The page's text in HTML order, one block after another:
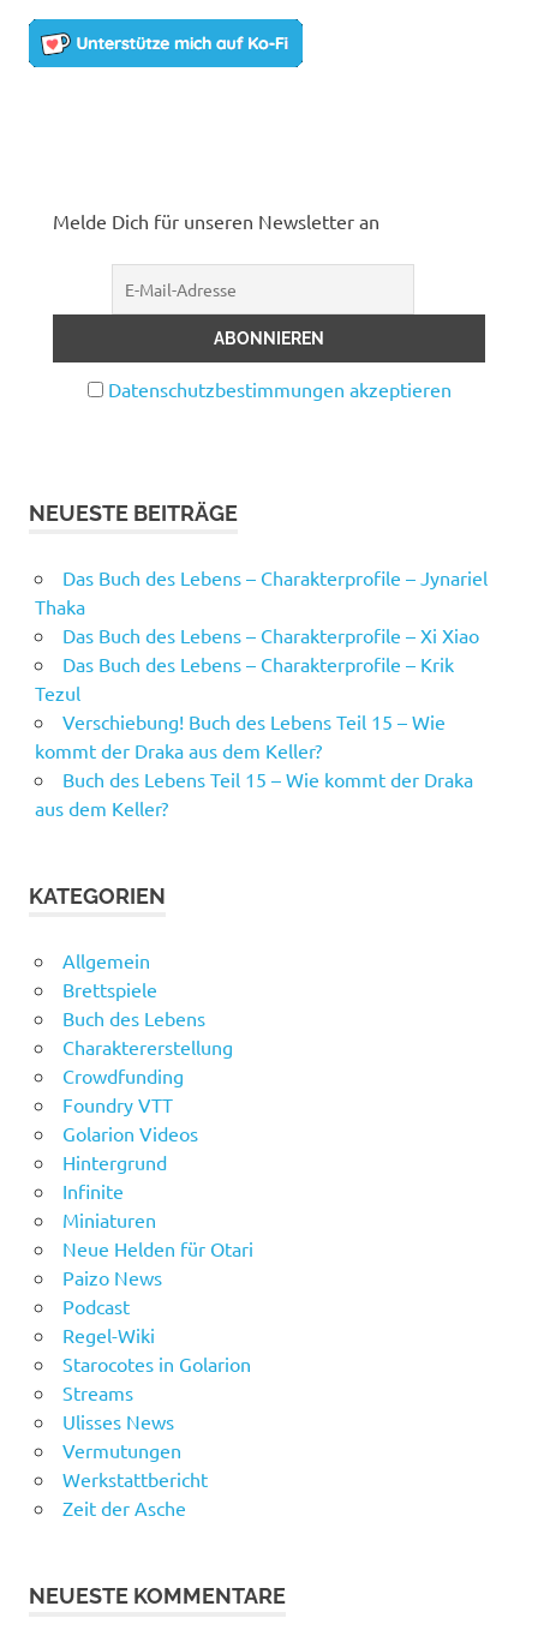
Melde Dich für unseren Newsletter an
Datenschutzbestimmungen akzeptieren
NEUESTE BEITRÄGE
Das Buch des Lebens – Charakterprofile – Jynariel
Thaka
Das Buch des Lebens – Charakterprofile – Xi Xiao
Das Buch des Lebens – Charakterprofile – Krik
Tezul
Verschiebung! Buch des Lebens Teil 15 – Wie
kommt der Draka aus dem Keller?
Buch des Lebens Teil 15 – Wie kommt der Draka
aus dem Keller?
KATEGORIEN
Allgemein
Brettspiele
Buch des Lebens
Charaktererstellung
Crowdfunding
Foundry VTT
Golarion Videos
Hintergrund
Infinite
Miniaturen
Neue Helden für Otari
Paizo News
Podcast
Regel-Wiki
Starocotes in Golarion
Streams
Ulisses News
Vermutungen
Werkstattbericht
Zeit der Asche
NEUESTE KOMMENTARE